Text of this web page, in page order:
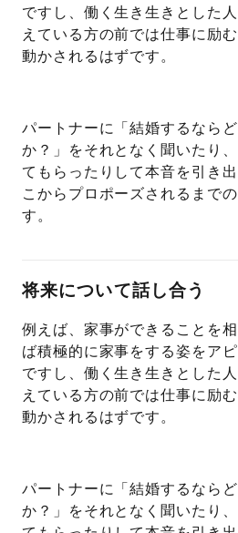
ですし、働く生き生きとした
えている方の前では仕事に励
動かされるはずです。
パートナーに「結婚するなら
か？」をそれとなく聞いたり
てもらったりして本音を引き
こからプロポーズされるまで
す。
将来について話し合う
例えば、家事ができることを
ば積極的に家事をする姿をア
ですし、働く生き生きとした
えている方の前では仕事に励
動かされるはずです。
パートナーに「結婚するなら
か？」をそれとなく聞いたり